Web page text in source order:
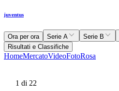
juventus
Ora per ora Serie A Serie B
Risultati e Classifiche
HomeMercatoVideoFotoRosa
1 di 22